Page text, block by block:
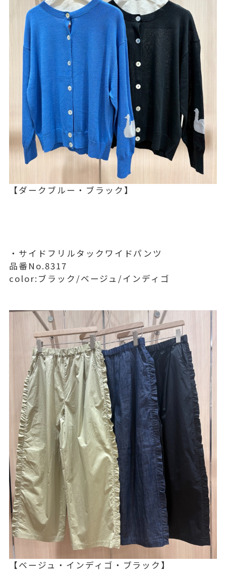
【ダークブルー・ブラック】
・サイドフリルタックワイドパンツ
品番No.8317
color:ブラック/ベージュ/インディゴ
【ベージュ・インディゴ・ブラック】